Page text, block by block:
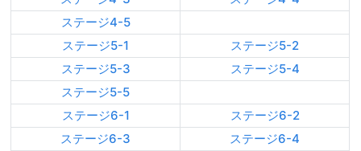
ステージ4-5
ステージ5-1
ステージ5-2
ステージ5-3
ステージ5-4
ステージ5-5
ステージ6-1
ステージ6-2
ステージ6-3
ステージ6-4